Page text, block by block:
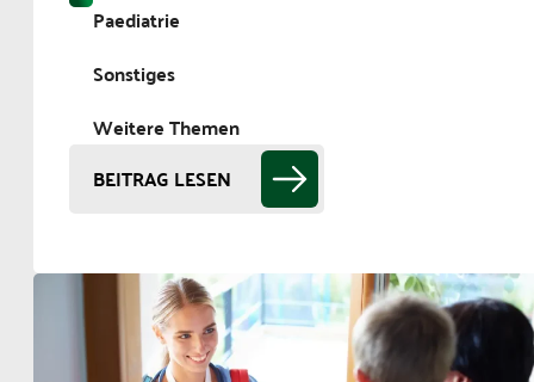
Paediatrie
Sonstiges
Weitere Themen
BEITRAG LESEN